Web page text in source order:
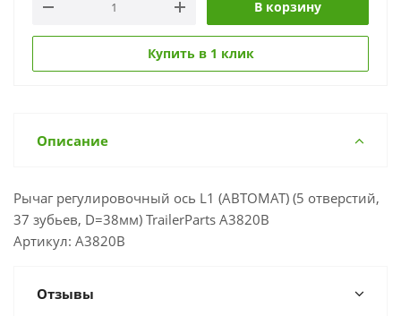
В корзину
Купить в 1 клик
Описание
Рычаг регулировочный ось L1 (АВТОМАТ) (5 отверстий,
37 зубьев, D=38мм) TrailerParts A3820B
Артикул: A3820B
Отзывы